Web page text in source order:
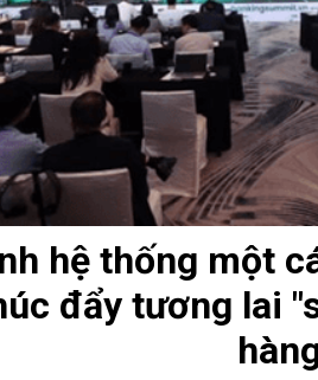
hệ thống một
đẩy tương lai